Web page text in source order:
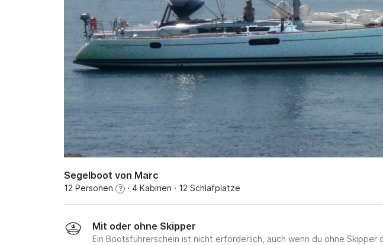
Segelboot von Marc
12 Personen ? · 4 Kabinen · 12 Schlafplätze
Mit oder ohne Skipper
Ein Bootsführerschein ist nicht erforderlich, auch wenn du ohne Skipper